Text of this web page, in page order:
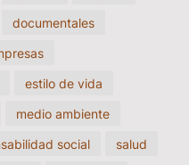
documentales
estilo de vida
medio ambiente
social
salud